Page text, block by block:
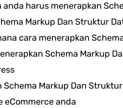
anda harus menerapkan
Markup Dan Struktur
cara menerapkan
Schema Markup
Schema Markup Dan
eCommerce anda